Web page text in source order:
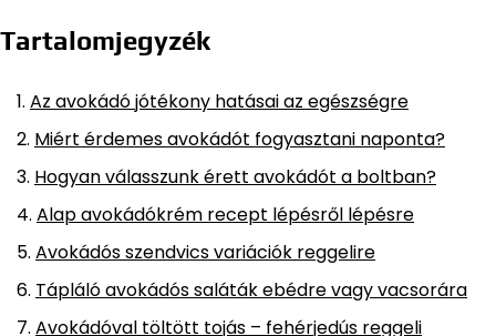
Tartalomjegyzék
Az avokádó jótékony hatásai az egészségre
Miért érdemes avokádót fogyasztani naponta?
Hogyan válasszunk érett avokádót a boltban?
Alap avokádókrém recept lépésről lépésre
Avokádós szendvics variációk reggelire
Tápláló avokádós saláták ebédre vagy vacsorára
Avokádóval töltött tojás – fehérjedús reggeli